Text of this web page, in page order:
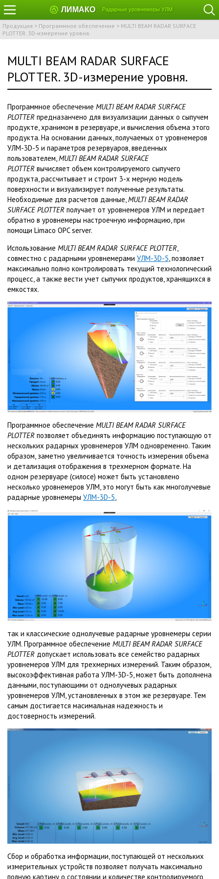
ЛИМАКО Радарные уровнемеры УЛМ
Продукция > Программное обеспечение > MULTI BEAM RADAR SURFACE
PLOTTER. 3D-измерение уровня.
MULTI BEAM RADAR SURFACE
PLOTTER. 3D-измерение уровня.
Программное обеспечение MULTI BEAM RADAR SURFACE
PLOTTER предназанчено для визуализации данных о сыпучем
продукте, хранимом в резервуаре, и вычисления объема этого
продукта. На основании данных, получаемых от уровнемеров
УЛМ-3D-5 и параметров резервуаров, введенных
пользователем,MULTI BEAM RADAR SURFACE
PLOTTER вычисляет объем контролируемого сыпучего
продукта, рассчитывает и строит 3-х мерную модель
поверхности и визуализирует полученные результаты.
Необходимые для расчетов данные,MULTI BEAM RADAR
SURFACE PLOTTER получает от уровнемеров УЛМ и передает
обратно в уровнемеры настроечную информацию, при
помощи Limaco OPC server.
Использование MULTI BEAM RADAR SURFACE PLOTTER,
совместно с радарными уровнемерами УЛМ-3D-5, позволяет
максимально полно контролировать текущий технологический
процесс, а также вести учет сыпучих продуктов, хранящихся в
емкостях.
Программное обеспечение MULTI BEAM RADAR SURFACE
PLOTTER позволяет объединять информацию поступающую от
нескольких радарных уровнемеров УЛМ одновременно. Таким
образом, заметно увеличивается точность измерения объема
и детализация отображения в трехмерном формате. На
одном резервуаре (силосе) может быть установлено
несколько уровнемеров УЛМ, это могут быть как многолучевые
радарные уровнемеры УЛМ-3D-5,
так и классические однолучевые радарные уровнемеры серии
УЛМ. Программное обеспечение MULTI BEAM RADAR SURFACE
PLOTTER допускает использовать все семейство радарных
уровнемеров УЛМ для трехмерных измерений. Таким образом,
высокоэффективная работа УЛМ-3D-5, может быть дополнена
данными, поступающими от однолучевых радарных
уровнемеров УЛМ, установленных в этом же резервуаре. Тем
самым достигается масимальная надежность и
достоверность измерений.
Сбор и обработка информации, поступающей от нескольких
измерительных устройств позволяет получать максимально
полную картину о состоянии и количестве контролируемого